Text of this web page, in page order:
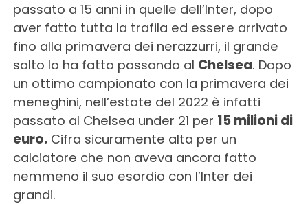
passato a 15 anni in quelle dell’Inter, dopo
aver fatto tutta la trafila ed essere arrivato
fino alla primavera dei nerazzurri, il grande
salto lo ha fatto passando al Chelsea. Dopo
un ottimo campionato con la primavera dei
meneghini, nell’estate del 2022 è infatti
passato al Chelsea under 21 per 15 milioni di
euro. Cifra sicuramente alta per un
calciatore che non aveva ancora fatto
nemmeno il suo esordio con l’Inter dei
grandi.